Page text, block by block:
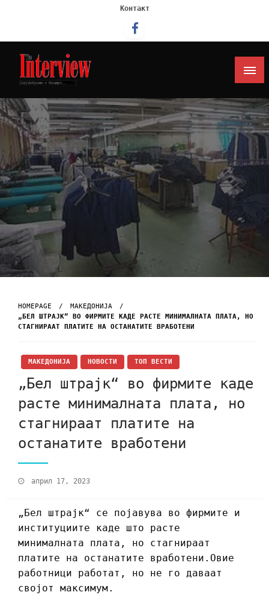
Контакт
Интервју
HOMEPAGE
МАКЕДОНИЈА
„БЕЛ ШТРАЈК“ ВО ФИРМИТЕ КАДЕ РАСТЕ МИНИМАЛНАТА ПЛАТА, НО
СТАГНИРААТ ПЛАТИТЕ НА ОСТАНАТИТЕ ВРАБОТЕНИ
МАКЕДОНИЈА НОВОСТИ ТОП ВЕСТИ
„Бел штрајк“ во фирмите каде
расте минималната плата, но
стагнираат платите на
останатите вработени
април 17, 2023
„Бел штрајк“ се појавува во фирмите и
институциите каде што расте
минималната плата, но стагнираат
платите на останатите вработени.Овие
работници работат, но не го даваат
својот максимум.